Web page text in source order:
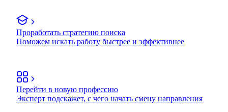
Проработать стратегию поиска
Поможем искать работу быстрее и эффективнее
Перейти в новую профессию
Эксперт подскажет, с чего начать смену направления